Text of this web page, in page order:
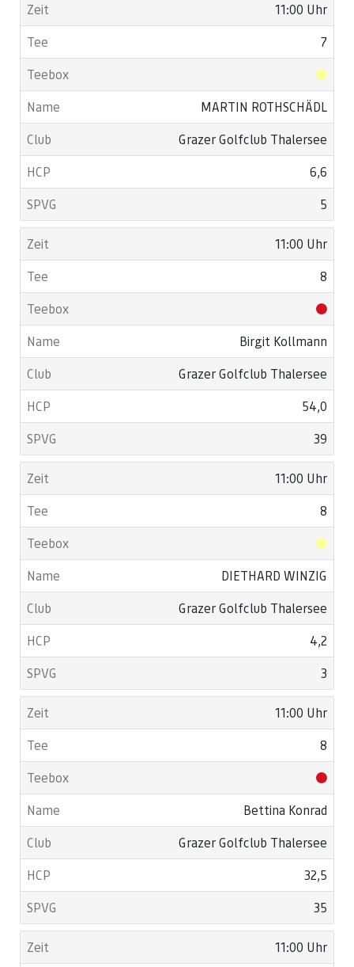
11:00 Uhr
7
MARTIN ROTHSCHÄDL
Grazer Golfclub Thalersee
6,6
5
11:00 Uhr
8
Birgit Kollmann
Grazer Golfclub Thalersee
54,0
39
11:00 Uhr
8
DIETHARD WINZIG
Grazer Golfclub Thalersee
4,2
3
11:00 Uhr
8
Bettina Konrad
Grazer Golfclub Thalersee
32,5
35
11:00 Uhr